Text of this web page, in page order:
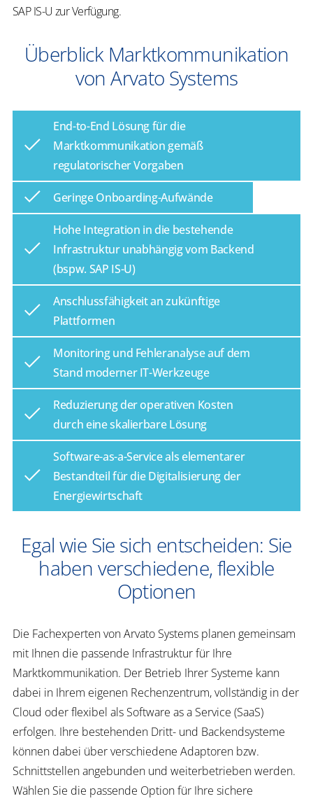
SAP IS-U zur Verfügung.
​​Überblick Marktkommunikation
von Arvato Systems​
​​End-to-End Lösung für die
Marktkommunikation gemäß
regulatorischer Vorgaben
​Geringe Onboarding-Aufwände
​Hohe Integration in die bestehende
Infrastruktur unabhängig vom Backend
(bspw. SAP IS-U)
​Anschlussfähigkeit an zukünftige
Plattformen
​Monitoring und Fehleranalyse auf dem
Stand moderner IT-Werkzeuge
​Reduzierung der operativen Kosten
durch eine skalierbare Lösung
​Software-as-a-Service als elementarer
Bestandteil für die Digitalisierung der
Energiewirtschaft​
​​Egal wie Sie sich entscheiden: Sie
haben verschiedene, flexible
Optionen​
Die Fachexperten von Arvato Systems planen gemeinsam
mit Ihnen die passende Infrastruktur für Ihre
Marktkommunikation. Der Betrieb Ihrer Systeme kann
dabei in Ihrem eigenen Rechenzentrum, vollständig in der
Cloud oder flexibel als Software asa Service (SaaS)
erfolgen. Ihre bestehenden Dritt- und Backendsysteme
können dabei über verschiedene Adaptoren bzw.
Schnittstellen angebunden und weiterbetrieben werden.
Wählen Sie die passende Option für Ihre sichere